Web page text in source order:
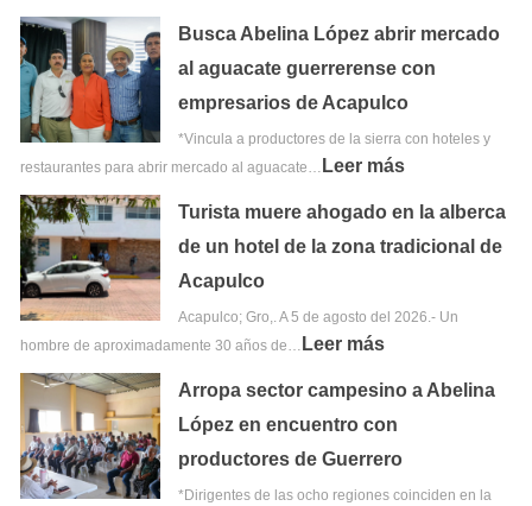
Busca Abelina López abrir mercado
al aguacate guerrerense con
empresarios de Acapulco
*Vincula a productores de la sierra con hoteles y
restaurantes para abrir mercado al aguacate… Leer más
Turista muere ahogado en la alberca
de un hotel de la zona tradicional de
Acapulco
Acapulco; Gro,. A 5 de agosto del 2026.- Un
hombre de aproximadamente 30 años de… Leer más
Arropa sector campesino a Abelina
López en encuentro con
productores de Guerrero
*Dirigentes de las ocho regiones coinciden en la